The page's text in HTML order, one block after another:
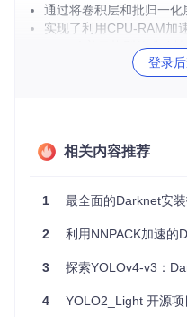
通过将卷积层和批归一化
实现了利用CPU-RAM加
ize，改善了模型的准确
采用多种激活函数和数
Darknet可以广泛应用于：
视频序列中的目标检测，
数据增强，提高模型训练
跨平台的应用，如
登录
相关内容推荐
1 最全面的Darknet安装指南
2 利用NNPACK加速的
3 探索YOLOv4-v3：
4 YOLO2_Light 开源项